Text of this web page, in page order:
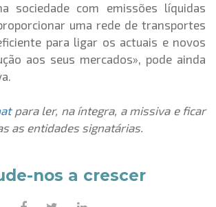
sociedade com emissões líquidas
uma rede de transportes
para ligar os actuais e novos
aos seus mercados», pode ainda
para ler, na íntegra, a missiva e ficar
as entidades signatárias.
nos a crescer